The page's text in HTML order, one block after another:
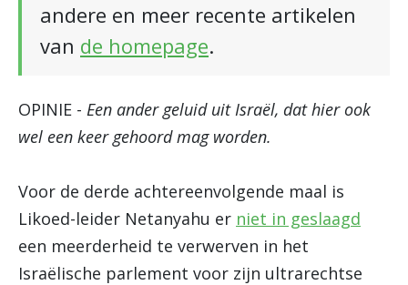
andere en meer recente artikelen
van de homepage.
OPINIE - Een ander geluid uit Israël, dat hier ook
wel een keer gehoord mag worden.
Voor de derde achtereenvolgende maal is
Likoed-leider Netanyahu er niet in geslaagd
een meerderheid te verwerven in het
Israëlische parlement voor zijn ultrarechtse